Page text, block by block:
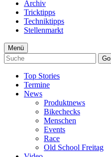
Archiv
Tricktipps
Techniktipps
Stellenmarkt
Menü
Go
Top Stories
Termine
News
Produktnews
Bikechecks
Menschen
Events
Race
Old School Freitag